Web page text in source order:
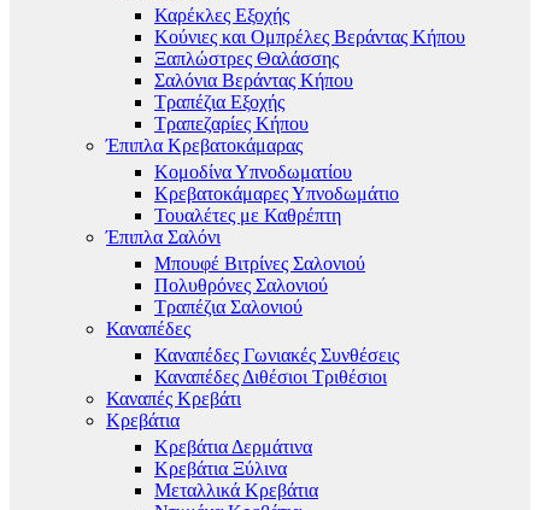
Καρέκλες Εξοχής
Κούνιες και Ομπρέλες Βεράντας Κήπου
Ξαπλώστρες Θαλάσσης
Σαλόνια Βεράντας Κήπου
Τραπέζια Εξοχής
Τραπεζαρίες Κήπου
Έπιπλα Κρεβατοκάμαρας
Κομοδίνα Υπνοδωματίου
Κρεβατοκάμαρες Υπνοδωμάτιο
Τουαλέτες με Καθρέπτη
Έπιπλα Σαλόνι
Μπουφέ Βιτρίνες Σαλονιού
Πολυθρόνες Σαλονιού
Τραπέζια Σαλονιού
Καναπέδες
Καναπέδες Γωνιακές Συνθέσεις
Καναπέδες Διθέσιοι Τριθέσιοι
Καναπές Κρεβάτι
Κρεβάτια
Κρεβάτια Δερμάτινα
Κρεβάτια Ξύλινα
Μεταλλικά Κρεβάτια